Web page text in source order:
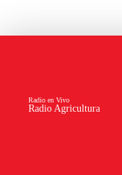
Radio Agricultura
Radio en Vivo